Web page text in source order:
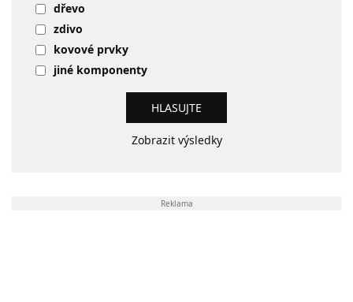
dřevo
zdivo
kovové prvky
jiné komponenty
Zobrazit výsledky
Reklama